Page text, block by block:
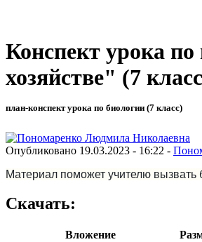
Конспект урока
хозяйстве" (7
план-конспект урока по биологии (7 класс)
Опубликовано 19.03.2023 - 16:22 -
Материал поможет учителю вызвать
Скачать:
Вложение